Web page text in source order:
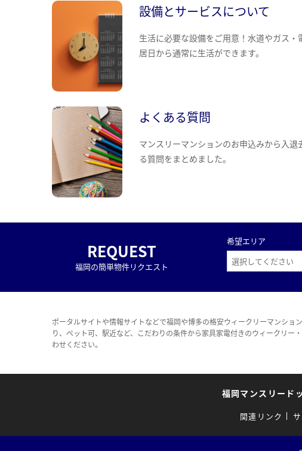
設備とサービスについて
生活に必要な設備をご用意！水道やガス・
居日から通常に生活ができます。
よくある質問
マンスリーマンションのお申込みから入退
る質問をまとめました。
REQUEST
福岡の簡単物件リクエスト
希望エリア
ポータルサイトや情報サイトなどで福岡や博多の格安ウィークリーマンシ
り、ペット可、駅近など、こだわりの条件から家具家電付きのウィークリ
わせください。
福岡マンスリード
関連リンク